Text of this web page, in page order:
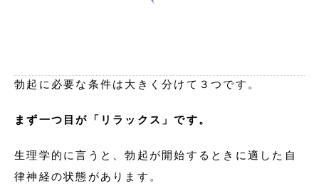
勃起に必要な条件は大きく分けて３つです。
まず一つ目が「リラックス」です。
生理学的に言うと、勃起が開始するときに適した自
律神経の状態があります。